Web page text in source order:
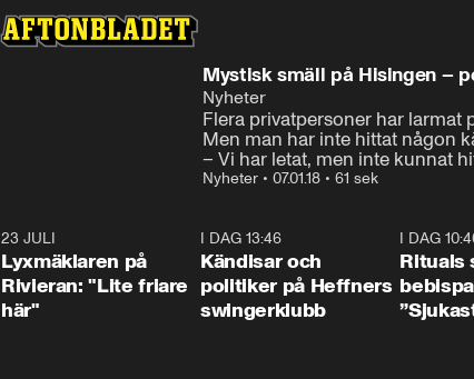
Mystisk smäll på Hisingen –
Nyheter
Flera privatpersoner har larmat
Men man har inte hittat någon
– Vi har letat, men inte kunnat
Nyheter • 07.01.18 • 61 sek
23 JULI
Lyxmäklaren på
Rivieran: "Lite friare
här"
I DAG 13:46
Kändisar och
politiker på Heffners
swingerklubb
I DAG
Rituals